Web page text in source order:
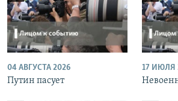
04 АВГУСТА 2026
Путин пасует
17 ИЮЛЯ